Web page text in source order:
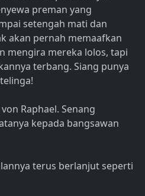
preman yang
setengah mati dan
akan pernah memaafkan
mengira mereka lolos, tapi
terbang. Siang punya
Raphael. Senang
kepada bangsawan
terus berlanjut seperti